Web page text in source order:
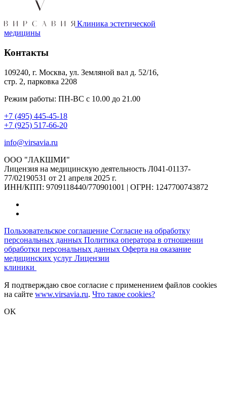
Клиника эстетической
медицины
Контакты
109240, г. Москва, ул. Земляной вал д. 52/16,
стр. 2, парковка 2208
Режим работы: ПН-ВС с 10.00 до 21.00
+7 (495) 445-45-18
+7 (925) 517-66-20
info@virsavia.ru
ООО "ЛАКШМИ"
Лицензия на медицинскую деятельность Л041-01137-
77/02190531 от 21 апреля 2025 г.
ИНН/КПП: 9709118440/770901001 | ОГРН: 1247700743872
Пользовательское соглашение Согласие на обработку
персональных данных Политика оператора в отношении
обработки персональных данных Оферта на оказание
медицинских услуг Лицензии
клиники
Я подтверждаю свое согласие с применением файлов cookies
на сайте www.virsavia.ru. Что такое cookies?
OK